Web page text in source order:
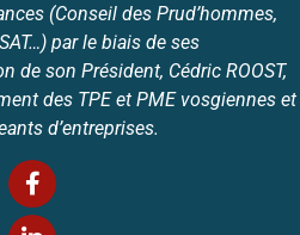
(Conseil des Prud’hommes,
par le biais de ses
de son Président, Cédric ROOST,
des TPE et PME vosgiennes et
d’entreprises.